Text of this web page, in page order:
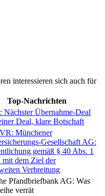
interessieren sich auch für
Top-Nachrichten
Nächster Übernahme-Deal
Deal, klare Botschaft
Münchener
Gesellschaft AG:
gemäß § 40 Abs. 1
dem Ziel der
Verbreitung
Pfandbriefbank AG: Was
verrät